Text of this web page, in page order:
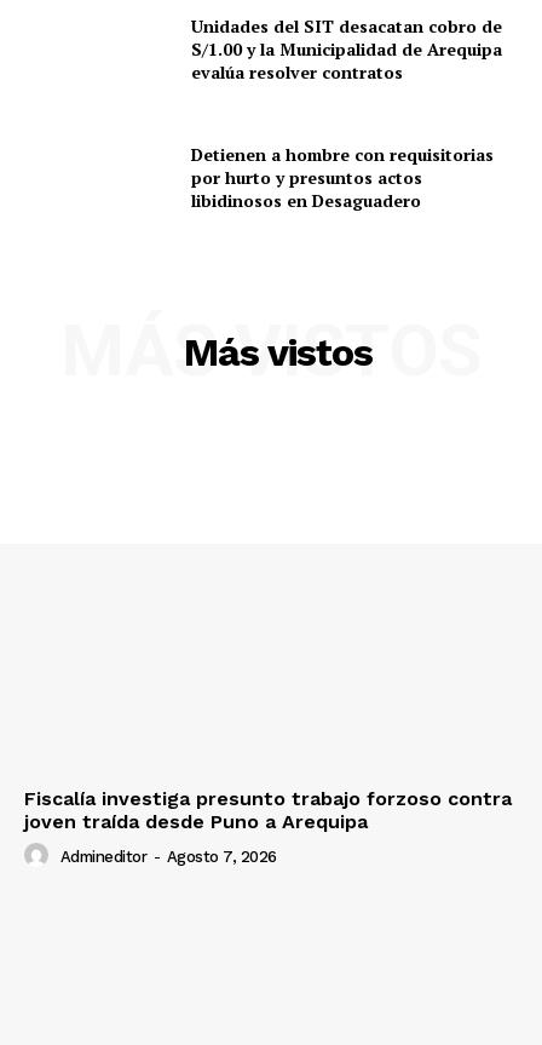
Nosotros
Unidades del SIT desacatan cobro de
S/1.00 y la Municipalidad de Arequipa
evalúa resolver contratos
Detienen a hombre con requisitorias
por hurto y presuntos actos
libidinosos en Desaguadero
Más vistos
MÁS VISTOS
Fiscalía investiga presunto trabajo forzoso contra
joven traída desde Puno a Arequipa
Admineditor - Agosto 7, 2026